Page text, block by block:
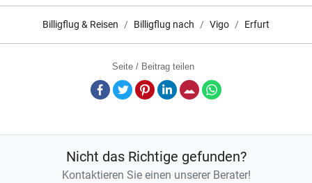
Billigflug & Reisen Billigflug nach Vigo Erfurt
Seite / Beitrag teilen
Facebook
TwitterPinterestLinkedInE-Mail
Nicht das Richtige gefunden?
Kontaktieren Sie einen unserer Berater!